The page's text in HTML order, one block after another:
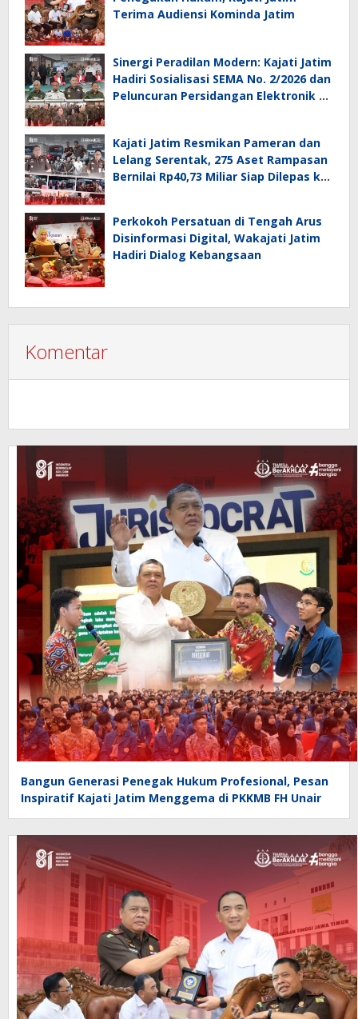
Terima Audiensi Kominda Jatim
Sinergi Peradilan Modern: Kajati Jatim
Hadiri Sosialisasi SEMA No. 2/2026 dan
Peluncuran Persidangan Elektronik di
Kajati Jatim Resmikan Pameran dan
Lelang Serentak, 275 Aset Rampasan
Bernilai Rp40,73 Miliar Siap Dilepas ke
Perkokoh Persatuan di Tengah Arus
Disinformasi Digital, Wakajati Jatim
Hadiri Dialog Kebangsaan
Komentar
Bangun Generasi Penegak Hukum Profesional, Pesan
Inspiratif Kajati Jatim Menggema di PKKMB FH Unair